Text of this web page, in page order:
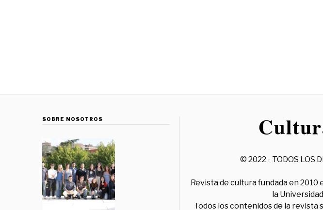
SOBRE NOSOTROS
© 2022 - TODOS LOS
Revista de cultura fundada en
la
Todos los contenidos de la revista